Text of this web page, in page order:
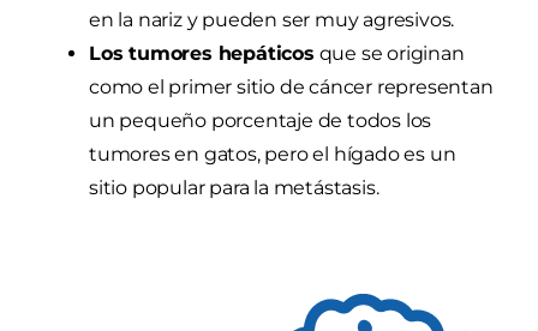
en la nariz y pueden ser muy agresivos.
Los tumores hepáticos que se originan
como el primer sitio de cáncer representan
un pequeño porcentaje de todos los
tumores en gatos, pero el hígado es un
sitio popular para la metástasis.